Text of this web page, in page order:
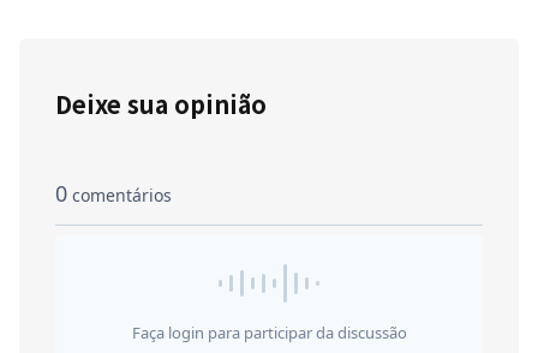
Deixe sua opinião